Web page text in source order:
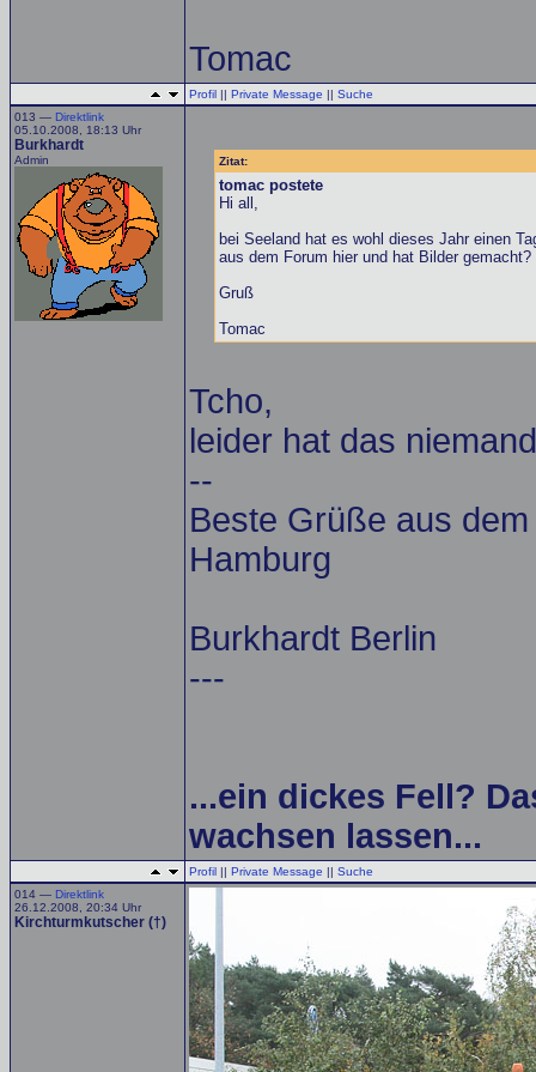
Tomac
Profil || Private Message || Suche
013 — Direktlink
05.10.2008, 18:13 Uhr
Burkhardt
Admin Zitat:
tomac postete
Hi all,
bei Seeland hat es wohl dieses Jahr einen
aus dem Forum hier und hat Bilder
Gruß
Tomac
Tcho,
leider hat das
--
Beste Grüße aus
Hamburg
Burkhardt Berlin
---
...ein dickes Fell?
wachsen lassen...
Profil || Private Message || Suche
014 — Direktlink
26.12.2008, 20:34 Uhr
Kirchturmkutscher (†)